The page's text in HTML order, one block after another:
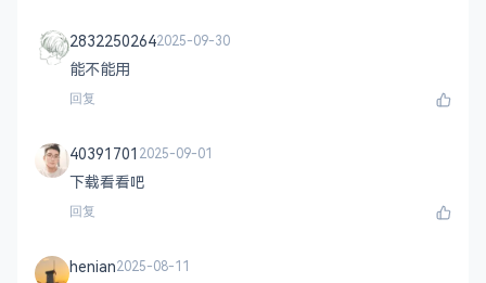
28322502642025-09-30
能不能用
回复
40391701 2025-09-01
下载看看吧
回复
henian2025-08-11